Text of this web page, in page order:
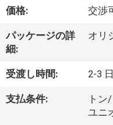
た
し
た
ち
価格: 交渉
パッケージの詳
細:
オリ
受渡し時間: 2-3
支払条件:
ト
ユニ